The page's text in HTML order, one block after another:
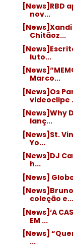
[News]RBD
nov...
Chitãoz...
luto...
Marco...
[News]Os
videoclipe
[News]Why
lanç...
[News]St.
Yo...
[News]DJ
h...
[News]
coleção e...
[News]‘A
EM ...
[News]
...